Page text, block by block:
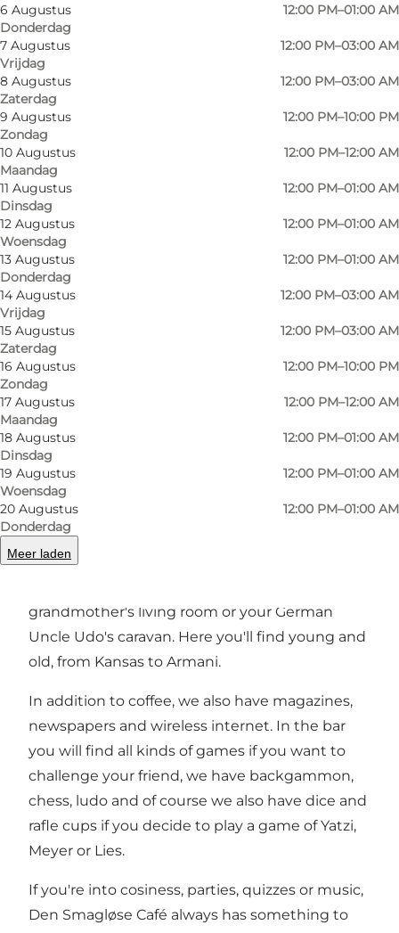
6 Augustus
Donderdag
12:00 PM–01:00 AM
7 Augustus
Vrijdag
12:00 PM–03:00 AM
8 Augustus
Zaterdag
12:00 PM–03:00 AM
9 Augustus
Zondag
12:00 PM–10:00 PM
10 Augustus
Maandag
12:00 PM–12:00 AM
11 Augustus
Dinsdag
12:00 PM–01:00 AM
12 Augustus
Woensdag
12:00 PM–01:00 AM
13 Augustus
Donderdag
12:00 PM–01:00 AM
14 Augustus
Vrijdag
12:00 PM–03:00 AM
15 Augustus
Zaterdag
12:00 PM–03:00 AM
16 Augustus
Zondag
12:00 PM–10:00 PM
17 Augustus
Maandag
12:00 PM–12:00 AM
18 Augustus
Dinsdag
12:00 PM–01:00 AM
19 Augustus
Woensdag
12:00 PM–01:00 AM
20 Augustus
Donderdag
12:00 PM–01:00 AM
Meer laden
©Bo Lange
Foto:
© Bo
A quirky place with a very special atmosphere
Den Smagløse Café has been around since
grandmother's living room or your German
Uncle Udo's caravan. Here you'll find young and
old, from Kansas to Armani.
In addition to coffee, we also have magazines,
newspapers and wireless internet. In the bar
you will find all kinds of games if you want to
challenge your friend, we have backgammon,
chess, ludo and of course we also have dice and
rafle cups if you decide to play a game of Yatzi,
Meyer or Lies.
If you're into cosiness, parties, quizzes or music,
Den Smagløse Café always has something to